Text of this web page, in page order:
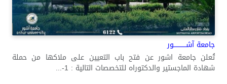
جامعة آشــــــــــــور
تُعلن جامعة اشور عن فتح باب التعيين على ملاكها من حملة
شهادة الماجستير والدكتوراه للتخصصات التالية : 1-...